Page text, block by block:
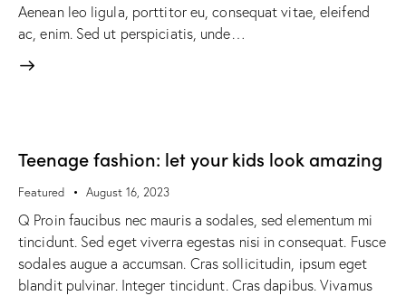
Aenean leo ligula, porttitor eu, consequat vitae, eleifend
ac, enim. Sed ut perspiciatis, unde…
Teenage fashion: let your kids look amazing
Featured August 16, 2023
Q Proin faucibus nec mauris a sodales, sed elementum mi
tincidunt. Sed eget viverra egestas nisi in consequat. Fusce
sodales augue a accumsan. Cras sollicitudin, ipsum eget
blandit pulvinar. Integer tincidunt. Cras dapibus. Vivamus